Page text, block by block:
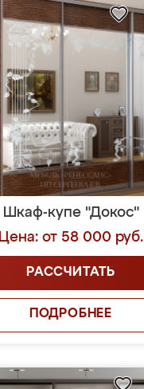
Шкаф-купе "Докос"
Цена: от 58 000 руб.
РАССЧИТАТЬ
ПОДРОБНЕЕ